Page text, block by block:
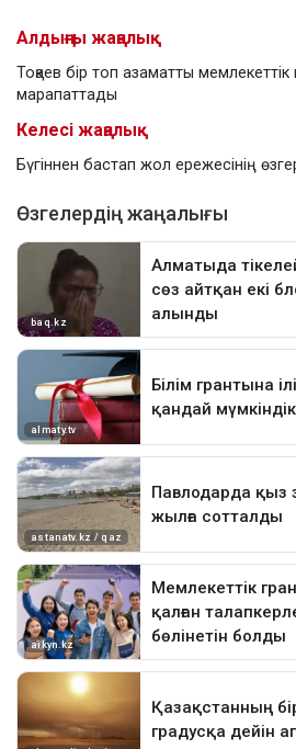
Алдыңғы жаңалық
Тоқаев бір топ азаматты
марапаттады
Келесі жаңалық
Бүгіннен бастап жол ережесінің